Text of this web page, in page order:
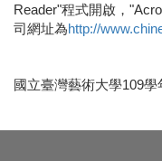
Reader"程式開啟，
司網址為http://
國立臺灣藝術大學109